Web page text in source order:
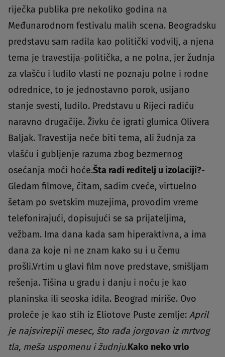
riječka publika pre nekoliko godina na
Međunarodnom festivalu malih scena. Beogradsku
predstavu sam radila kao politički vodvilj, a njena
tema je travestija-politička, a ne polna, jer žudnja
za vlašću i ludilo vlasti ne poznaju polne i rodne
odrednice, to je jednostavno porok, usijano
stanje svesti, ludilo. Predstavu u Rijeci radiću
naravno drugačije. Živku će igrati glumica Olivera
Baljak. Travestija neće biti tema, ali žudnja za
vlašću i gubljenje razuma zbog bezmernog
osećanja moći hoće.Šta radi reditelj u izolaciji?-
Gledam filmove, čitam, sadim cveće, virtuelno
šetam po svetskim muzejima, provodim vreme
telefonirajući, dopisujući se sa prijateljima,
vežbam. Ima dana kada sam hiperaktivna, a ima
dana za koje ni ne znam kako su i u čemu
prošli.Vrtim u glavi film nove predstave, smišljam
rešenja. Tišina u gradu i danju i noću je kao
planinska ili seoska idila. Beograd miriše. Ovo
proleće je kao stih iz Eliotove Puste zemlje: April
je najsvirepiji mesec, što rađa jorgovan iz mrtvog
tla, meša uspomenu i žudnju.Kako neko vrlo